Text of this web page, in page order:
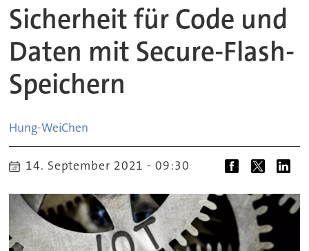
Sicherheit für Code und
Daten mit Secure-Flash-
Speichern
Hung-WeiChen
14. September 2021 - 09:30